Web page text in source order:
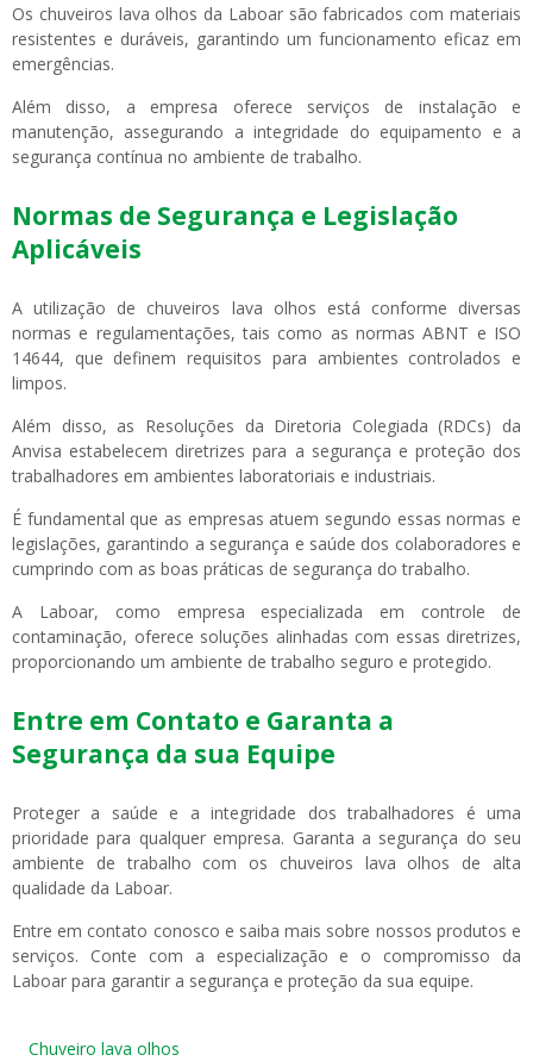
Os chuveiros lava olhos da Laboar são fabricados com materiais
resistentes e duráveis, garantindo um funcionamento eficaz em
emergências.
Além disso, a empresa oferece serviços de instalação e
manutenção, assegurando a integridade do equipamento e a
segurança contínua no ambiente de trabalho.
Normas de Segurança e Legislação
Aplicáveis
A utilização de chuveiros lava olhos está conforme diversas
normas e regulamentações, tais como as normas ABNT e ISO
14644, que definem requisitos para ambientes controlados e
limpos.
Além disso, as Resoluções da Diretoria Colegiada (RDCs) da
Anvisa estabelecem diretrizes para a segurança e proteção dos
trabalhadores em ambientes laboratoriais e industriais.
É fundamental que as empresas atuem segundo essas normas e
legislações, garantindo a segurança e saúde dos colaboradores e
cumprindo com as boas práticas de segurança do trabalho.
A Laboar, como empresa especializada em controle de
contaminação, oferece soluções alinhadas com essas diretrizes,
proporcionando um ambiente de trabalho seguro e protegido.
Entre em Contato e Garanta a
Segurança da sua Equipe
Proteger a saúde e a integridade dos trabalhadores é uma
prioridade para qualquer empresa. Garanta a segurança do seu
ambiente de trabalho com os chuveiros lava olhos de alta
qualidade da Laboar.
Entre em contato conosco e saiba mais sobre nossos produtos e
serviços. Conte com a especialização e o compromisso da
Laboar para garantir a segurança e proteção da sua equipe.
Chuveiro lava olhos